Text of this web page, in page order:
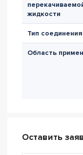
жидкости
Тип соединения
Область
Оставить